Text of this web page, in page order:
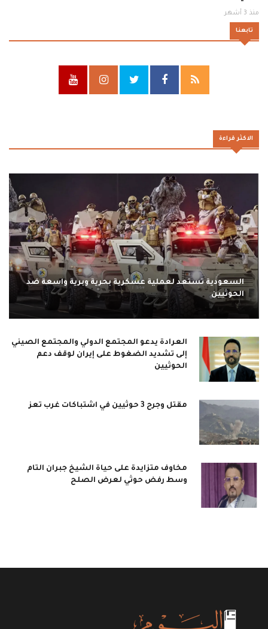
منذ 3 أشهر
تابعنا
الاكثر قراءة
السعودية تستعد لعملية عسكرية بحرية وبرية واسعة ضد
الحوثيين
العرادة يدعو المجتمع الدولي والمجتمع الصيني
إلى تشديد الضغوط على إيران لوقف دعم
الحوثيين
مقتل وجرح 3 حوثيين في اشتباكات غرب تعز
مخاوف متزايدة على حياة الشيخ جبران التام
وسط رفض حوثي لعرض الصلح